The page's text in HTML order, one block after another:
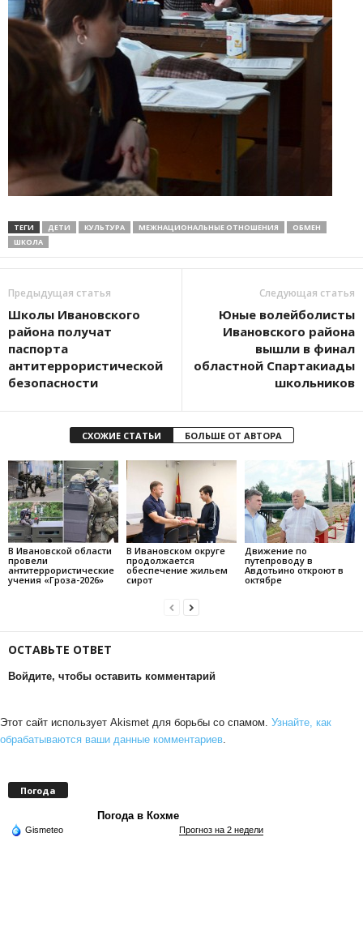
ТЕГИ ДЕТИ КУЛЬТУРА МЕЖНАЦИОНАЛЬНЫЕ ОТНОШЕНИЯ
ОБМЕН
ШКОЛА
Предыдущая статья
Школы Ивановского
района получат
паспорта
антитеррористической
безопасности
Следующая статья
Юные волейболисты
Ивановского района
вышли в финал
областной Спартакиады
школьников
СХОЖИЕ СТАТЬИ БОЛЬШЕ ОТ АВТОРА
В Ивановской области
провели
антитеррористические
учения «Гроза-2026»
В Ивановском округе
продолжается
обеспечение жильем
сирот
Движение по
путепроводу в
Авдотьино откроют в
октябре
ОСТАВЬТЕ ОТВЕТ
Войдите, чтобы оставить комментарий
Этот сайт использует Akismet для борьбы со спамом. Узнайте, как
обрабатываются ваши данные комментариев
Погода
Погода в Кохме
Gismeteo Прогноз на 2 недели